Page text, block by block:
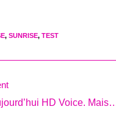
, SUNRISE, TEST
HD Voice.